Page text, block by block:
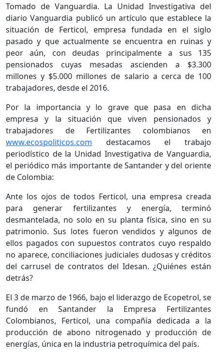
Tomado de Vanguardia. La Unidad Investigativa del
diario Vanguardia publicó un artículo que establece la
situación de Ferticol, empresa fundada en el siglo
pasado y que actualmente se encuentra en ruinas y
peor aún, con deudas principalmente a sus 135
pensionados cuyas mesadas ascienden a $3.300
millones y $5.000 millones de salario a cerca de 100
trabajadores, desde el 2016.
Por la importancia y lo grave que pasa en dicha
empresa y la situación que viven pensionados y
trabajadores de Fertilizantes colombianos en
www.ecospoliticos.com destacamos el trabajo
periodístico de la Unidad Investigativa de Vanguardia,
el periódico más importante de Santander y del oriente
de Colombia:
Ante los ojos de todos Ferticol, una empresa creada
para generar fertilizantes y energía, terminó
desmantelada, no solo en su planta física, sino en su
patrimonio. Sus lotes fueron vendidos y algunos de
ellos pagados con supuestos contratos cuyo respaldo
no aparece, conciliaciones judiciales dudosas y créditos
del carrusel de contratos del Idesan. ¿Quiénes están
detrás?
El 3 de marzo de 1966, bajo el liderazgo de Ecopetrol, se
fundó en Santander la Empresa Fertilizantes
Colombianos, Ferticol, una compañía dedicada a la
producción de abono nitrogenado y producción de
energías, única en la industria petroquímica del país.